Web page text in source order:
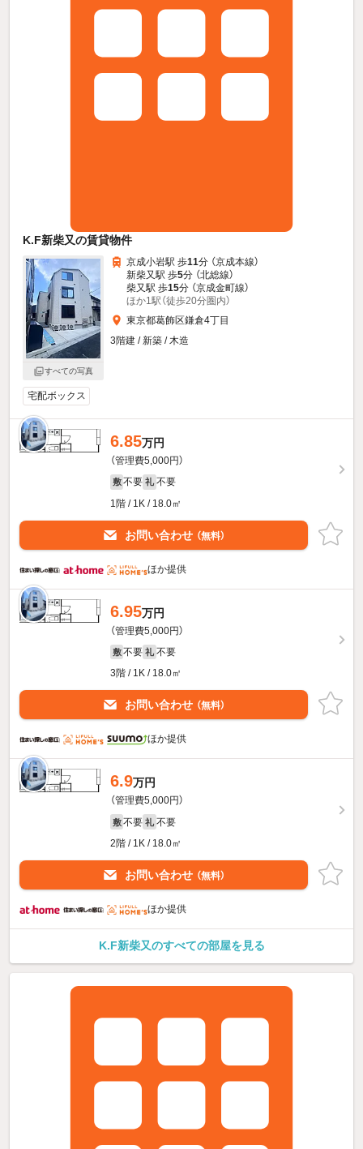
K.F新柴又の賃貸物件
すべての写真
京成小岩駅 歩11分 （京成本線）
新柴又駅 歩5分 （北総線）
柴又駅 歩15分 （京成金町線）
ほか1駅（徒歩20分圏内）
東京都葛飾区鎌倉4丁目
3階建 / 新築 / 木造
宅配ボックス
6.85万円
（管理費5,000円）
敷 不要 礼 不要
1階 / 1K / 18.0㎡
お問い合わせ （無料）
ほか提供
6.95万円
（管理費5,000円）
敷 不要 礼 不要
3階 / 1K / 18.0㎡
お問い合わせ （無料）
ほか提供
6.9万円
（管理費5,000円）
敷 不要 礼 不要
2階 / 1K / 18.0㎡
お問い合わせ （無料）
ほか提供
K.F新柴又のすべての部屋を見る